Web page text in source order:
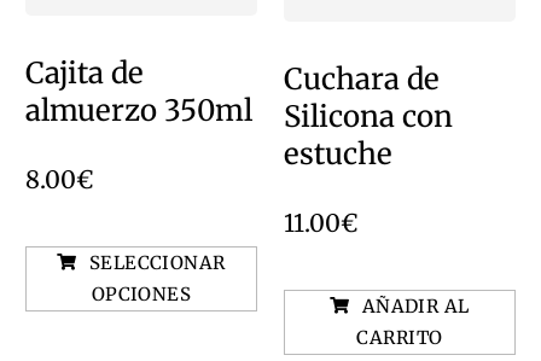
Cajita de
almuerzo 350ml
8.00€
SELECCIONAR
OPCIONES
Cuchara de
Silicona con
estuche
11.00€
AÑADIR AL
CARRITO